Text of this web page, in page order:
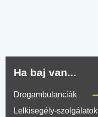
Ha baj van...
Drogambulanciák
Lelkisegély-szolgálatok